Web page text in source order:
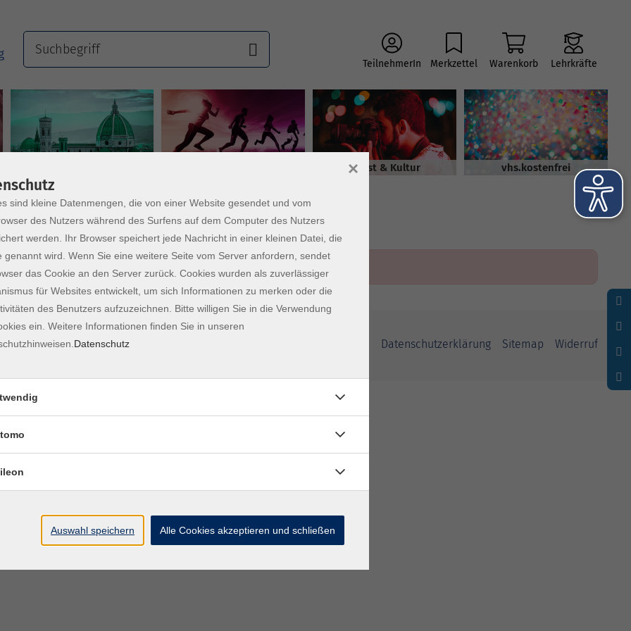
TeilnehmerIn Merkzettel Warenkorb Lehrkräfte
Kunst & Kultur vhs.kostenfrei
Datenschutzerklärung Sitemap Widerruf
sind kleine Datenmengen, die von einer Website gesendet und vom
des Nutzers während des Surfens auf dem Computer des Nutzers
werden. Ihr Browser speichert jede Nachricht in einer kleinen Datei, die
genannt wird. Wenn Sie eine weitere Seite vom Server anfordern, sendet
das Cookie an den Server zurück. Cookies wurden als zuverlässiger
für Websites entwickelt, um sich Informationen zu merken oder die
des Benutzers aufzuzeichnen. Bitte willigen Sie in die Verwendung
ein. Weitere Informationen finden Sie in unseren
Datenschutz
×
Auswahl speichern Alle Cookies akzeptieren und schließen